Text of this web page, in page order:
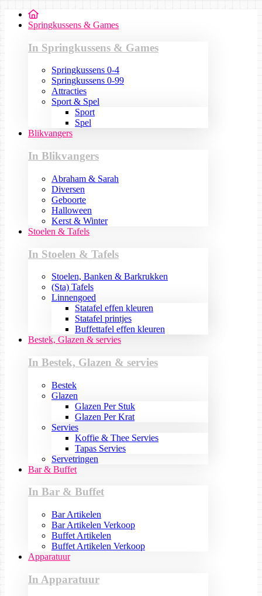
Springkussens & Games
In Springkussens & Games
Springkussens 0-4
Springkussens 0-99
Attracties
Sport & Spel
Sport
Spel
Blikvangers
In Blikvangers
Abraham & Sarah
Diversen
Geboorte
Halloween
Kerst & Winter
Stoelen & Tafels
In Stoelen & Tafels
Stoelen, Banken & Barkrukken
(Sta) Tafels
Linnengoed
Statafel effen kleuren
Statafel printjes
Buffettafel effen kleuren
Bestek, Glazen & servies
In Bestek, Glazen & servies
Bestek
Glazen
Glazen Per Stuk
Glazen Per Krat
Servies
Koffie & Thee Servies
Tapas Servies
Servetringen
Bar & Buffet
In Bar & Buffet
Bar Artikelen
Bar Artikelen Verkoop
Buffet Artikelen
Buffet Artikelen Verkoop
Apparatuur
In Apparatuur